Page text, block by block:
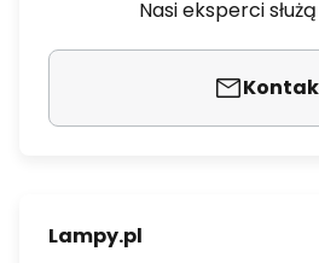
Nasi eksperci
Lampy.pl